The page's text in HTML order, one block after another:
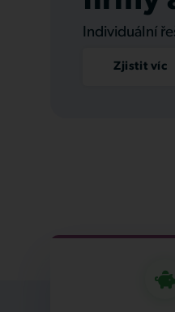
Individuální
Zjistit víc